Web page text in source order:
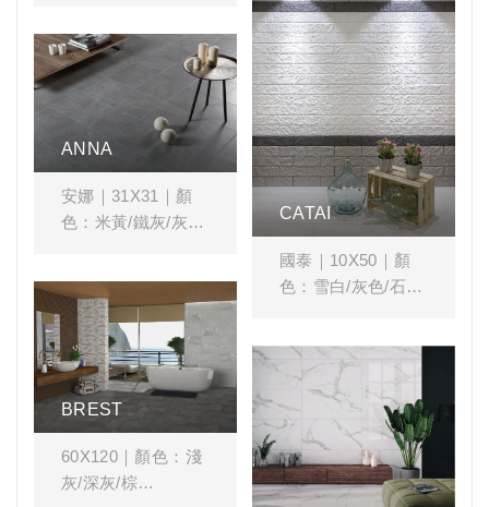
廳 #商業空間 #石紋
#水磨石
廳 #餐廳 #商業空間
#大理石紋 #灰色系
CATAI
國泰｜10X50｜顏
色：雪白/灰色/石墨
壁磚 #石紋 #造型磚
ANNA
安娜｜31X31｜顏
色：米黃/鐵灰/灰色/
空間風格搭配：#客
廳 #書房 #臥房 #花
磚 #灰色系
BREST
60X120｜顏色：淺
灰/深灰/棕